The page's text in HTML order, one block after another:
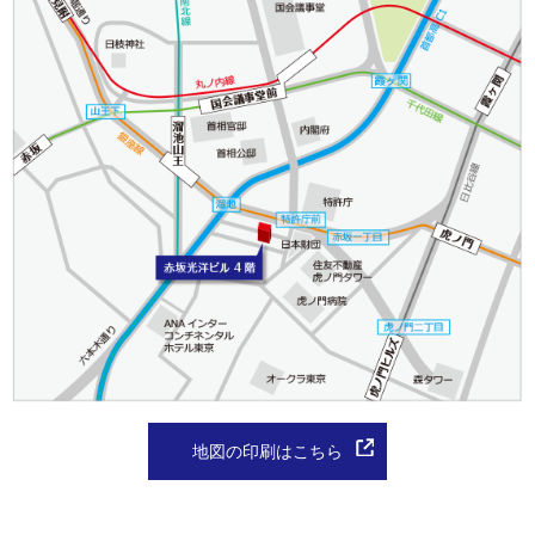
地図の印刷はこちら